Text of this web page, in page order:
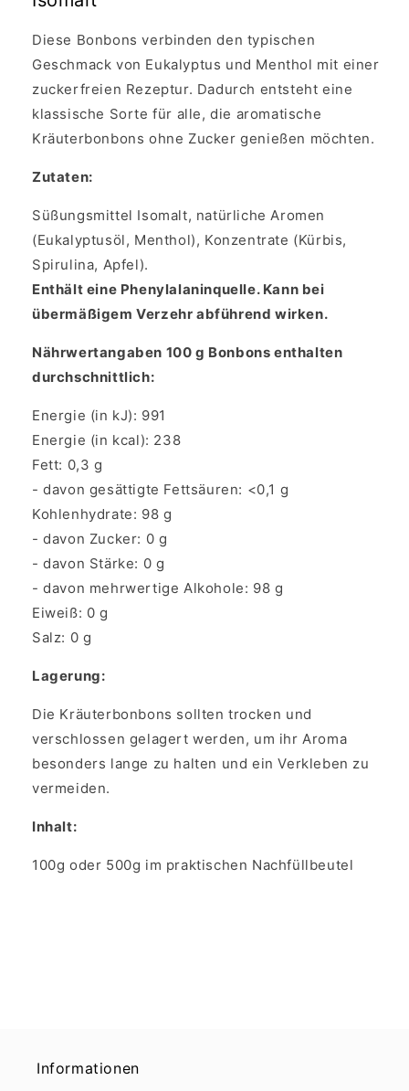
Diese Bonbons verbinden den typischen
Geschmack von Eukalyptus und Menthol mit einer
zuckerfreien Rezeptur. Dadurch entsteht eine
klassische Sorte für alle, die aromatische
Kräuterbonbons ohne Zucker genießen möchten.
Zutaten:
Süßungsmittel Isomalt, natürliche Aromen
(Eukalyptusöl, Menthol), Konzentrate (Kürbis,
Spirulina, Apfel).
Enthält eine Phenylalaninquelle. Kann bei
übermäßigem Verzehr abführend wirken.
Nährwertangaben 100 g Bonbons enthalten
durchschnittlich:
Energie (in kJ): 991
Energie (in kcal): 238
Fett: 0,3 g
- davon gesättigte Fettsäuren: <0,1 g
Kohlenhydrate: 98 g
- davon Zucker: 0 g
- davon Stärke: 0 g
- davon mehrwertige Alkohole: 98 g
Eiweiß: 0 g
Salz: 0 g
Lagerung:
Die Kräuterbonbons sollten trocken und
verschlossen gelagert werden, um ihr Aroma
besonders lange zu halten und ein Verkleben zu
vermeiden.
Inhalt:
100g oder 500g im praktischen Nachfüllbeutel
Informationen